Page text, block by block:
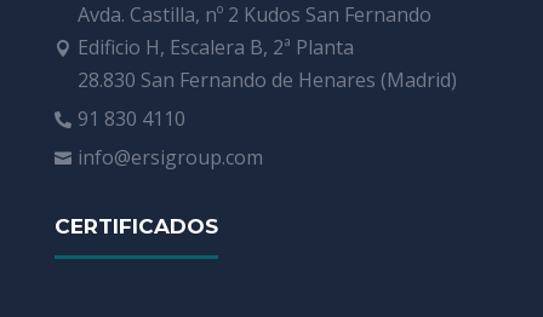

Avda. Castilla, nº 2 Kudos San Fernando
Edificio H, Escalera B, 2ª Planta
28.830 San Fernando de Henares (Madrid)
 91 830 4110
 info@ersigroup.com
CERTIFICADOS